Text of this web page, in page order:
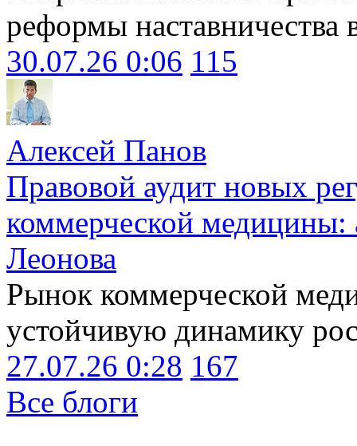
реформы наставничества
30.07.26 0:06 115
Алексей Панов
Правовой аудит новых
коммерческой медицины:
Леонова
Рынок коммерческой
устойчивую динамику
27.07.26 0:28 167
Все блоги